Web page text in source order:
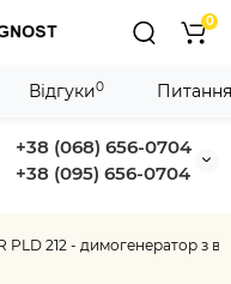
+38 (068) 656-0704
+38 (095) 656-0704
0
PLD 212 - димогенератор з
Відгуки0